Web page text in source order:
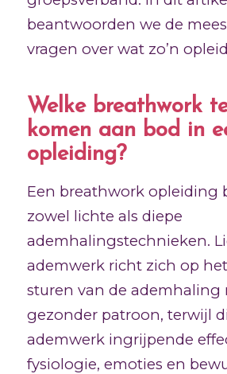
beantwoorden we de
vragen over wat zo’n
Welke breathwork
komen aan bod in
opleiding?
Een breathwork opleiding
zowel lichte als diepe
ademhalingstechnieken.
ademwerk richt zich op
sturen van de ademhaling
gezonder patroon, terwijl
ademwerk ingrijpende
fysiologie, emoties en